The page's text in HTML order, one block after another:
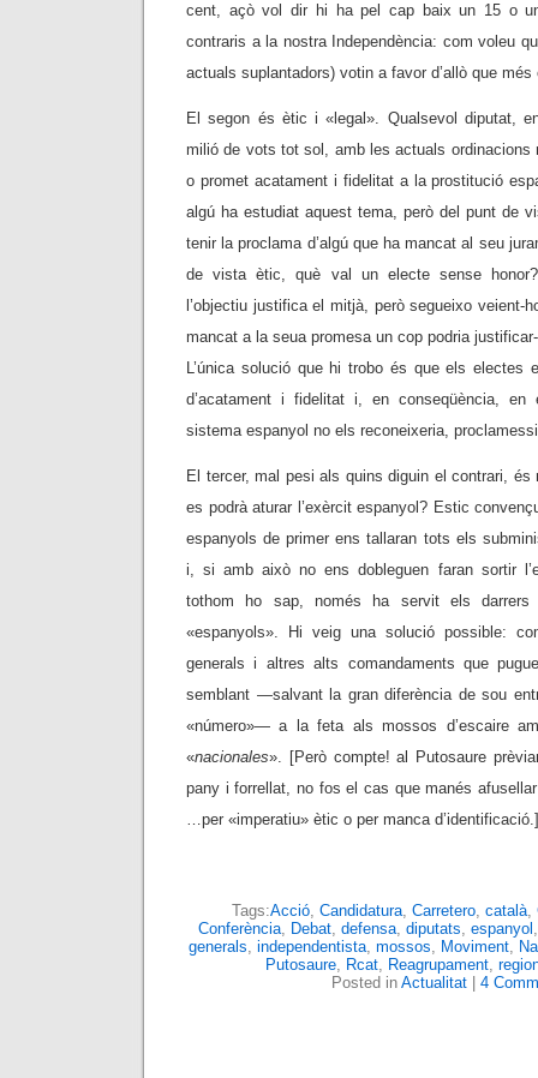
cent, açò vol dir hi ha pel cap baix un 15 o
contraris a la nostra Independència: com voleu
actuals suplantadors) votin a favor d’allò que més
El segon és ètic i «legal». Qualsevol diputat,
milió de vots tot sol, amb les actuals ordinacions
o promet acatament i fidelitat a la prostitució
algú ha estudiat aquest tema, però del punt de
tenir la proclama d’algú que ha mancat al seu
de vista ètic, què val un electe sense
l’objectiu justifica el mitjà, però segueixo veient-
mancat a la seua promesa un cop podria
L’única solució que hi trobo és que els electes
d’acatament i fidelitat i, en conseqüència,
sistema espanyol no els reconeixeria,
El tercer, mal pesi als quins diguin el contrari, és
es podrà aturar l’exèrcit espanyol? Estic
espanyols de primer ens tallaran tots els
i, si amb això no ens dobleguen faran sortir
tothom ho sap, només ha servit els
«espanyols». Hi veig una solució possible:
generals i altres alts comandaments que
semblant —salvant la gran diferència de sou
«número»—a la feta als mossos d’escaire
«nacionales». [Però compte! al Putosaure
pany i forrellat, no fos el cas que manés
…per «imperatiu» ètic o per manca d’identificació.]
Tags:Acció, Candidatura, Carretero, català,
Conferència, Debat, defensa, diputats, espanyol
generals, independentista, mossos, Moviment,
Putosaure, Rcat, Reagrupament,
Posted in Actualitat| 4